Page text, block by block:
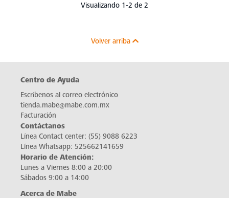
Visualizando 1-2 de 2
Volver arriba
Centro de Ayuda
Escríbenos al correo electrónico
tienda.mabe@mabe.com.mx
Facturación
Contáctanos
Línea Contact center: (55) 9088 6223
Línea Whatsapp: 525662141659
Horario de Atención:
Lunes a Viernes 8:00 a 20:00
Sábados 9:00 a 14:00
Acerca de Mabe